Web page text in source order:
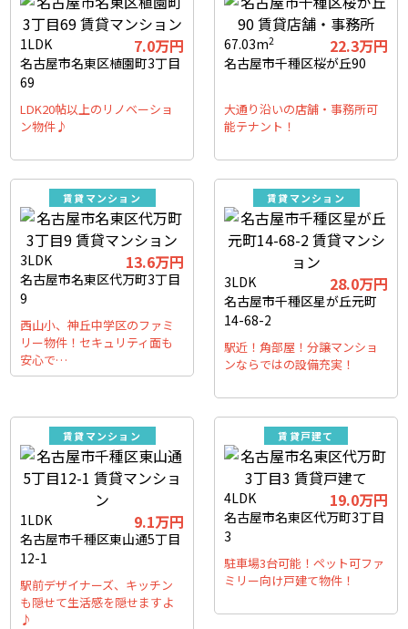
1LDK 7.0万円
名古屋市名東区植園町3丁目
69
LDK20帖以上のリノベーショ
ン物件♪
67.03m2 22.3万円
名古屋市千種区桜が丘90
大通り沿いの店舗・事務所可
能テナント！
賃貸マンション
3LDK 13.6万円
名古屋市名東区代万町3丁目
9
西山小、神丘中学区のファミ
リー物件！セキュリティ面も
安心で…
賃貸マンション
3LDK 28.0万円
名古屋市千種区星が丘元町
14-68-2
駅近！角部屋！分譲マンショ
ンならではの設備充実！
賃貸マンション
1LDK 9.1万円
名古屋市千種区東山通5丁目
12-1
駅前デザイナーズ、キッチン
も隠せて生活感を隠せますよ
♪
賃貸戸建て
4LDK 19.0万円
名古屋市名東区代万町3丁目
3
駐車場3台可能！ペット可ファ
ミリー向け戸建て物件！